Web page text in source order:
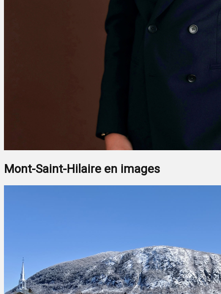
Mont-Saint-Hilaire en images